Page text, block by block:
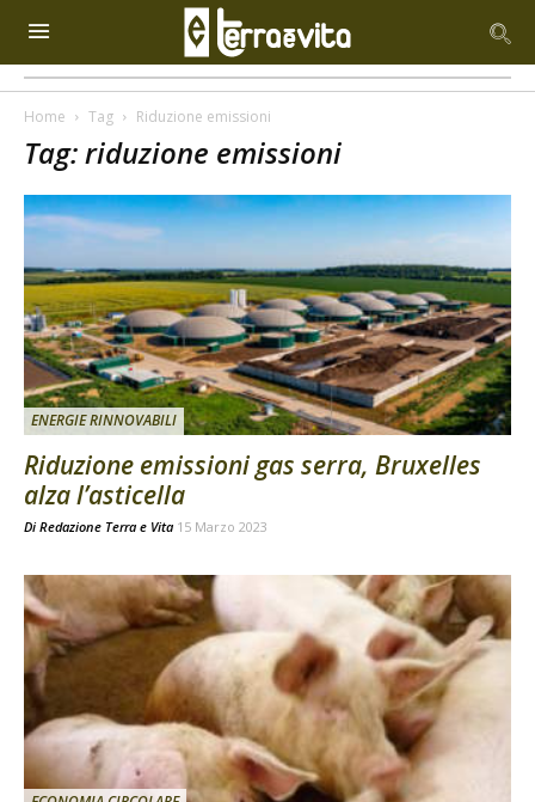
Home Tag Riduzione emissioni
Tag: riduzione emissioni
ENERGIE RINNOVABILI
Riduzione emissioni gas serra, Bruxelles
alza l’asticella
Di Redazione Terra e Vita 15 Marzo 2023